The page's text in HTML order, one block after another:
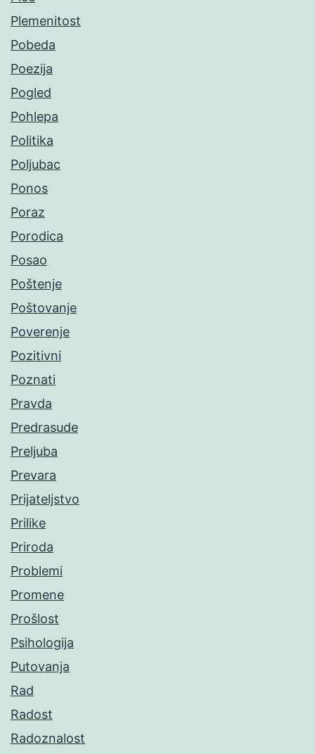
Plemenitost
Pobeda
Poezija
Pogled
Pohlepa
Politika
Poljubac
Ponos
Poraz
Porodica
Posao
Poštenje
Poštovanje
Poverenje
Pozitivni
Poznati
Pravda
Predrasude
Preljuba
Prevara
Prijateljstvo
Prilike
Priroda
Problemi
Promene
Prošlost
Psihologija
Putovanja
Rad
Radost
Radoznalost